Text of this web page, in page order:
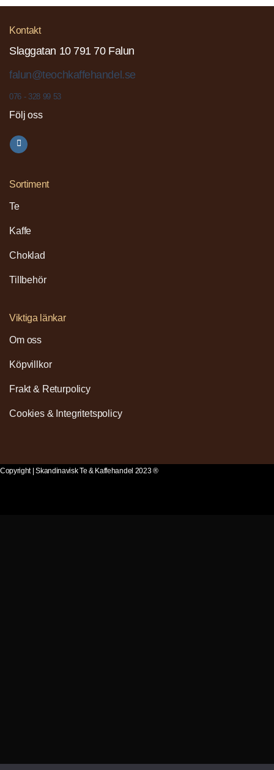
Kontakt
Slaggatan 10 791 70 Falun
falun@teochkaffehandel.se
076 - 328 99 53
Följ oss
Sortiment
Te
Kaffe
Choklad
Tillbehör
Viktiga länkar
Om oss
Köpvillkor
Frakt & Returpolicy
Cookies & Integritetspolicy
Copyright | Skandinavisk Te & Kaffehandel 2023 ®